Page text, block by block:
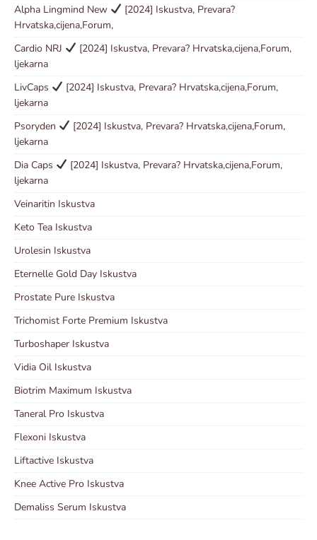
Alpha Lingmind New
[2024] Iskustva, Prevara?
Hrvatska,cijena,Forum,
Cardio NRJ
[2024] Iskustva, Prevara? Hrvatska,cijena,Forum,
ljekarna
LivCaps
[2024] Iskustva, Prevara? Hrvatska,cijena,Forum,
ljekarna
Psoryden
[2024] Iskustva, Prevara? Hrvatska,cijena,Forum,
ljekarna
Dia Caps
[2024] Iskustva, Prevara? Hrvatska,cijena,Forum,
ljekarna
Veinaritin Iskustva
Keto Tea Iskustva
Urolesin Iskustva
Eternelle Gold Day Iskustva
Prostate Pure Iskustva
Trichomist Forte Premium Iskustva
Turboshaper Iskustva
Vidia Oil Iskustva
Biotrim Maximum Iskustva
Taneral Pro Iskustva
Flexoni Iskustva
Liftactive Iskustva
Knee Active Pro Iskustva
Demaliss Serum Iskustva